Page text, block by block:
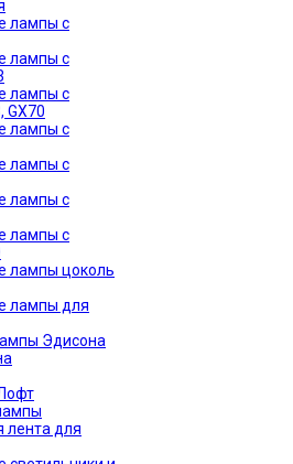
лампы с
лампы с
лампы с
GX70
лампы с
лампы с
лампы с
лампы с
лампы цоколь
лампы для
Эдисона
лента для